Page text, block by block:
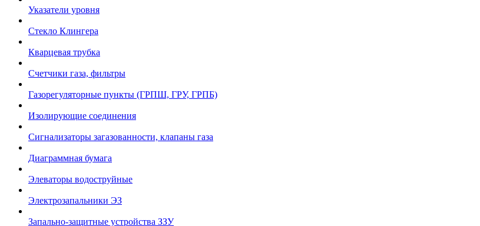
Указатели уровня
Стекло Клингера
Кварцевая трубка
Счетчики газа, фильтры
Газорегуляторные пункты (ГРПШ, ГРУ, ГРПБ)
Изолирующие соединения
Сигнализаторы загазованности, клапаны газа
Диаграммная бумага
Элеваторы водоструйные
Электрозапальники ЭЗ
Запально-защитные устройства ЗЗУ